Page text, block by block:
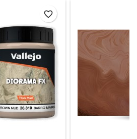
favorite_border